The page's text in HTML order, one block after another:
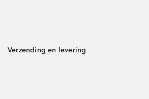
Verzending en levering